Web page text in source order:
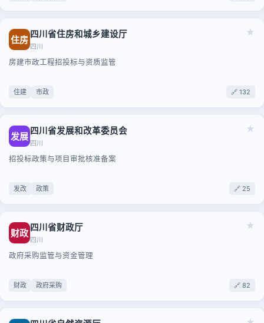
★
住房 四川省住房和城乡建设厅
四川
房建市政工程招投标与资质监管
住建 市政 🔗 132
★
发展 四川省发展和改革委员会
四川
招投标政策与项目审批核准备案
发改 政策 🔗 25
★
财政 四川省财政厅
四川
政府采购监管与资金管理
财政 政府采购 🔗 82